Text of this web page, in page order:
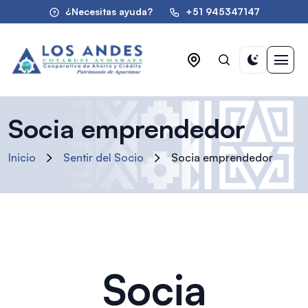
¿Necesitas ayuda? +51 945347147
Socia emprendedor
Inicio Sentir del Socio Socia emprendedor
Socia